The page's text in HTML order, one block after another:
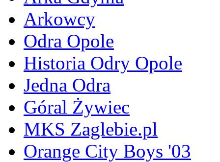
Arkowcy
Odra Opole
Historia Odry Opole
Jedna Odra
Góral Żywiec
MKS Zaglebie.pl
Orange City Boys '03